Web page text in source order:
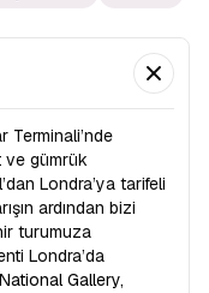
Terminali’nde
ve gümrük
Londra’ya tarifeli
ardından bizi
turumuza
Londra’da
National Gallery,